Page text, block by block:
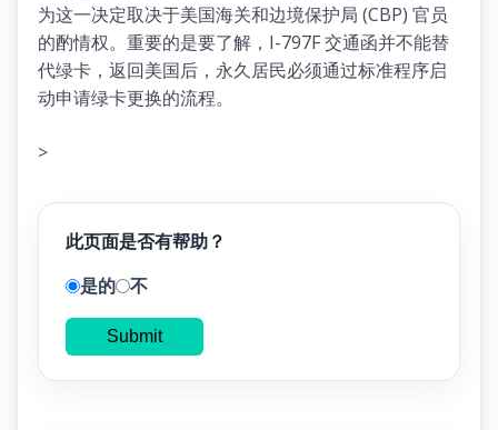
为这一决定取决于美国海关和边境保护局 (CBP) 官员
的酌情权。重要的是要了解，I-797F 交通函并不能替
代绿卡，返回美国后，永久居民必须通过标准程序启
动申请绿卡更换的流程。
>
此页面是否有帮助？
是的 不
Submit